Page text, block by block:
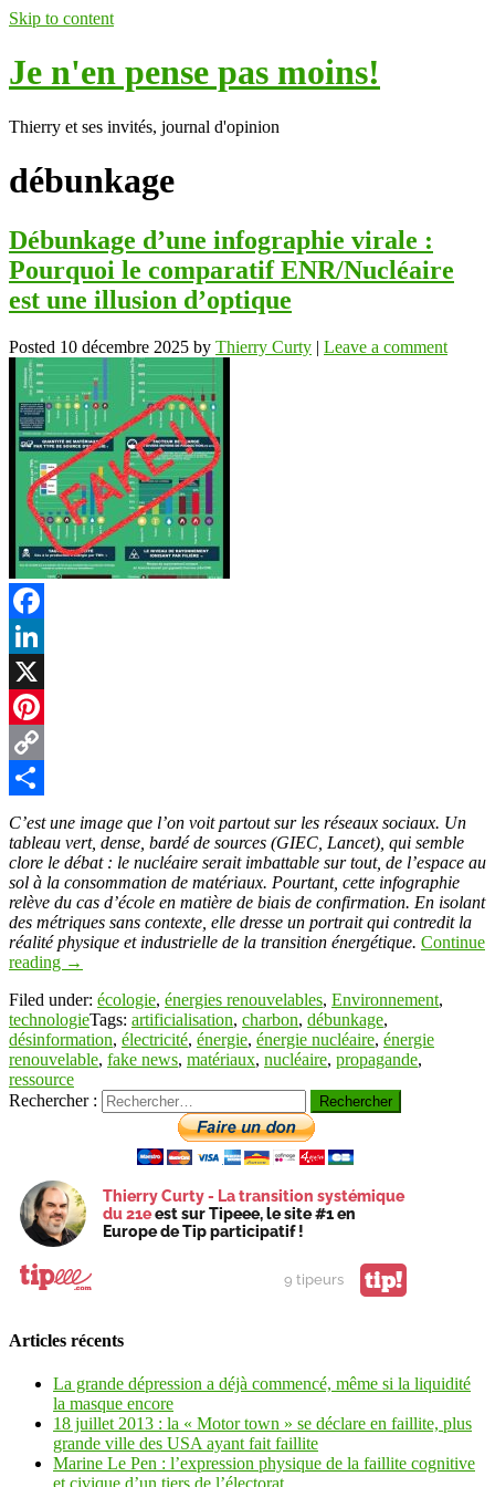
Skip to content
Je n'en pense pas moins!
Thierry et ses invités, journal d'opinion
débunkage
Débunkage d’une infographie virale :
Pourquoi le comparatif ENR/Nucléaire
est une illusion d’optique
Posted 10 décembre 2025 by Thierry Curty | Leave a comment
Facebook
LinkedIn
X
Pinterest
Copy
Link
Partager
C’est une image que l’on voit partout sur les réseaux sociaux. Un
tableau vert, dense, bardé de sources (GIEC, Lancet), qui semble
clore le débat : le nucléaire serait imbattable sur tout, de l’espace au
sol à la consommation de matériaux. Pourtant, cette infographie
relève du cas d’école en matière de biais de confirmation. En isolant
des métriques sans contexte, elle dresse un portrait qui contredit la
réalité physique et industrielle de la transition énergétique. Continue
reading →
Filed under: écologie, énergies renouvelables, Environnement,
technologieTags: artificialisation, charbon, débunkage,
désinformation, électricité, énergie, énergie nucléaire, énergie
renouvelable, fake news, matériaux, nucléaire, propagande,
ressource
Rechercher :
Thierry Curty - La transition systémique
du 21eest sur Tipeee, le site #1 en
Europe de Tip participatif !
9 tipeurs tip!
Articles récents
La grande dépression a déjà commencé, même si la liquidité
la masque encore
18 juillet 2013 : la « Motor town » se déclare en faillite, plus
grande ville des USA ayant fait faillite
Marine Le Pen : l’expression physique de la faillite cognitive